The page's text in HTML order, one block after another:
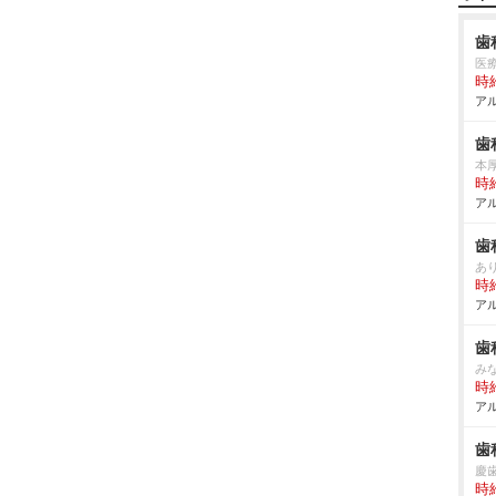
歯
医
時
ア
歯
本
時
ア
歯
あ
時
ア
歯
み
時
ア
歯
慶
時